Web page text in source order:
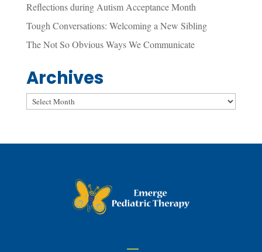
Reflections during Autism Acceptance Month
Tough Conversations: Welcoming a New Sibling
The Not So Obvious Ways We Communicate
Archives
Archives